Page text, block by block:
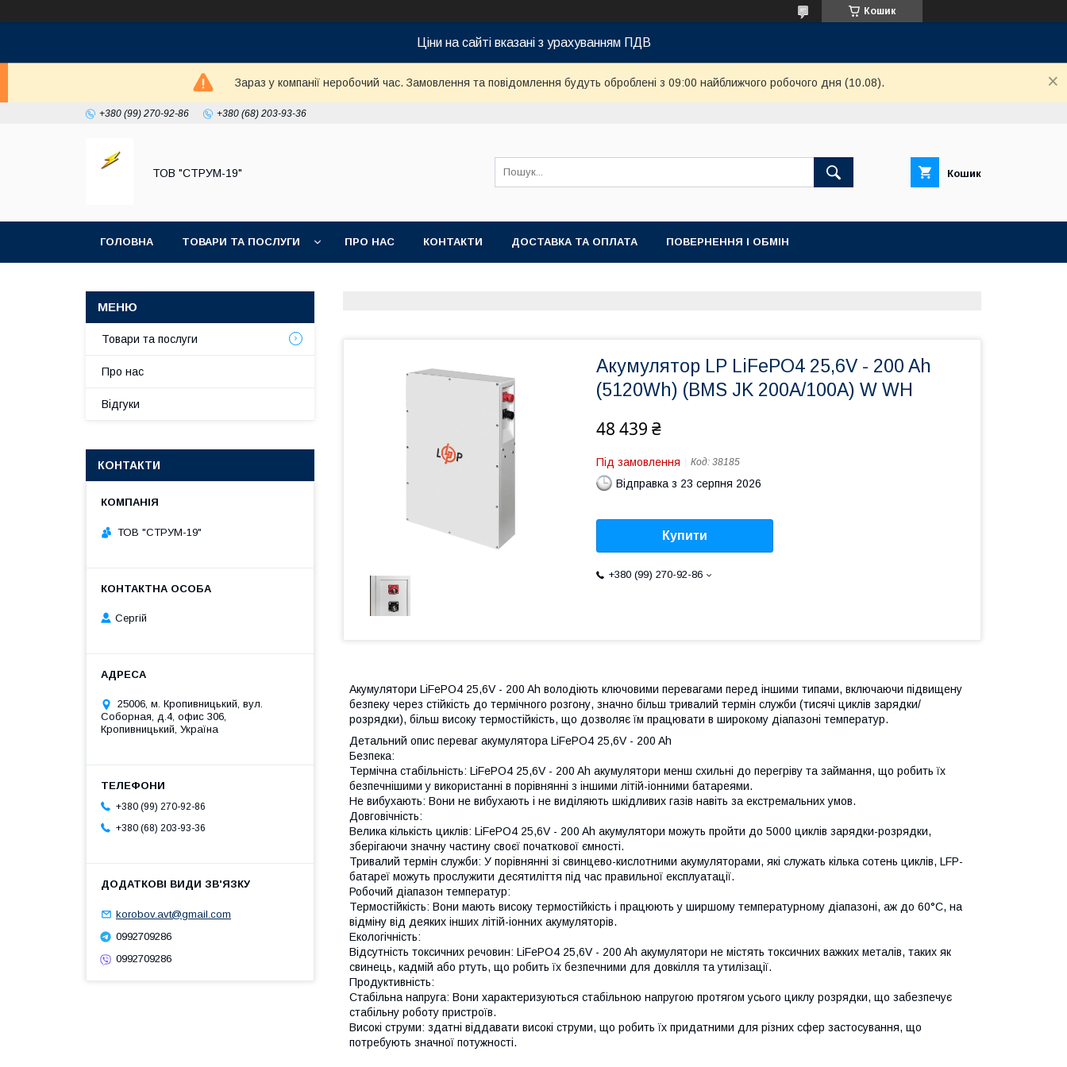
Кошик
Ціни на сайті вказані з урахуванням ПДВ
Зараз у компанії неробочий час. Замовлення та повідомлення будуть оброблені з 09:00 найближчого робочого дня (10.08).
+380 (99) 270-92-86 +380 (68) 203-93-36
ТОВ "СТРУМ-19" Кошик
ГОЛОВНА ТОВАРИ ТА ПОСЛУГИ ПРО НАС КОНТАКТИ ДОСТАВКА ТА ОПЛАТА ПОВЕРНЕННЯ І ОБМІН
Акумулятор LP LiFePO4 25,6V - 200 Ah
(5120Wh) (BMS JK 200A/100А) W WH
48 439 ₴
Під замовлення Код: 38185
Відправка з 23 серпня 2026
Купити
+380 (99) 270-92-86
Акумулятори LiFePO4 25,6V - 200 Ah володіють ключовими перевагами перед іншими типами, включаючи підвищену
безпеку через стійкість до термічного розгону, значно більш тривалий термін служби (тисячі циклів зарядки/
розрядки), більш високу термостійкість, що дозволяє їм працювати в широкому діапазоні температур.
Детальний опис переваг акумулятора LiFePO4 25,6V - 200 Ah
Безпека:
Термічна стабільність: LiFePO4 25,6V - 200 Ah акумулятори менш схильні до перегріву та займання, що робить їх
безпечнішими у використанні в порівнянні з іншими літій-іонними батареями.
Не вибухають: Вони не вибухають і не виділяють шкідливих газів навіть за екстремальних умов.
Довговічність:
Велика кількість циклів: LiFePO4 25,6V - 200 Ah акумулятори можуть пройти до 5000 циклів зарядки-розрядки,
зберігаючи значну частину своєї початкової ємності.
Тривалий термін служби: У порівнянні зі свинцево-кислотними акумуляторами, які служать кілька сотень циклів, LFP-
батареї можуть прослужити десятиліття під час правильної експлуатації.
Робочий діапазон температур:
Термостійкість: Вони мають високу термостійкість і працюють у ширшому температурному діапазоні, аж до 60°C, на
відміну від деяких інших літій-іонних акумуляторів.
Екологічність:
Відсутність токсичних речовин: LiFePO4 25,6V - 200 Ah акумулятори не містять токсичних важких металів, таких як
свинець, кадмій або ртуть, що робить їх безпечними для довкілля та утилізації.
Продуктивність:
Стабільна напруга: Вони характеризуються стабільною напругою протягом усього циклу розрядки, що забезпечує
стабільну роботу пристроїв.
Високі струми: здатні віддавати високі струми, що робить їх придатними для різних сфер застосування, що
потребують значної потужності.
Товари та послуги
Про нас
Відгуки
КОНТАКТИ
ТОВ "СТРУМ-19"
Сергій
25006, м. Кропивницький, вул.
Соборная, д.4, офис 306,
Кропивницький, Україна
+380 (99) 270-92-86
+380 (68) 203-93-36
korobov.avt@gmail.com
0992709286
0992709286